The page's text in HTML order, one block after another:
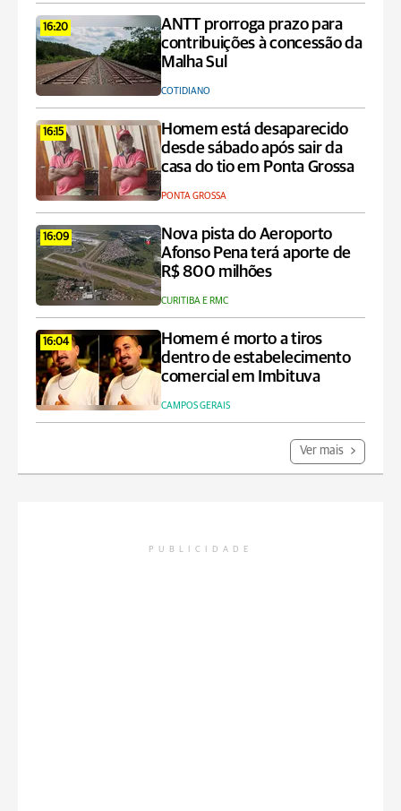
16:20
ANTT prorroga prazo para
contribuições à concessão da
Malha Sul
COTIDIANO
16:15
Homem está desaparecido
desde sábado após sair da
casa do tio em Ponta Grossa
PONTA GROSSA
16:09
Nova pista do Aeroporto
Afonso Pena terá aporte de
R$ 800 milhões
CURITIBA E RMC
16:04
Homem é morto a tiros
dentro de estabelecimento
comercial em Imbituva
CAMPOS GERAIS
Ver mais
PUBLICIDADE